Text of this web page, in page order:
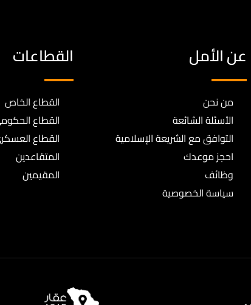
عن الأمل
من نحن
الأسئلة الشائعة
التوافق مع الشريعة الإسلامية
احجز موعدك
وظائف
سياسة الخصوصية
القطاعات
القطاع الخاص
القطاع
القطاع
المتقاعدين
المقيمين